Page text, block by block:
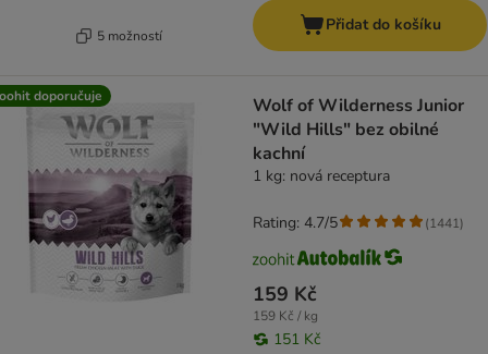
5 možností
Přidat do košíku
doporučuje
Wolf of Wilderness Junior
"Wild Hills" bez obilné
kachní
1 kg: nová receptura
159 Kč
159 Kč / kg
151 Kč
Rating: 4.7/5 (1441)